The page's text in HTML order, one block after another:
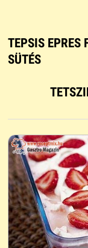
TEPSIS EPRES
SÜTÉS